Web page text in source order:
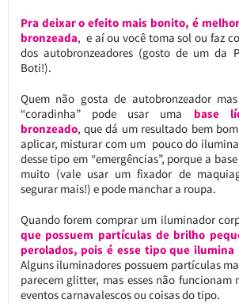
Pra deixar o efeito mais bonito, é
bronzeada, e aí ou você toma sol ou faz
dos autobronzeadores (gosto de um da
Boti!).
Quem não gosta de autobronzeador
“coradinha” pode usar uma base
bronzeado, que dá um resultado bem
aplicar, misturar com um pouco do
desse tipo em “emergências”, porque a
muito (vale usar um fixador de
segurar mais!) e pode manchar a roupa.
Quando forem comprar um iluminador
que possuem partículas de brilho
perolados, pois é esse tipo que
Alguns iluminadores possuem partículas
parecem glitter, mas esses não funcionam
eventos carnavalescos ou coisas do tipo.